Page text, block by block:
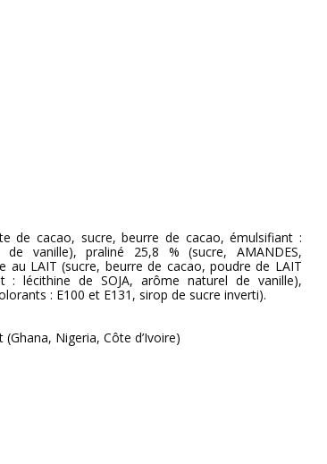
de cacao, sucre, beurre de cacao, émulsifiant :
vanille), praliné 25,8 % (sucre, AMANDES,
au LAIT (sucre, beurre de cacao, poudre de LAIT
: lécithine de SOJA, arôme naturel de vanille),
: E100 et E131, sirop de sucre inverti).
(Ghana, Nigeria, Côte d’Ivoire)